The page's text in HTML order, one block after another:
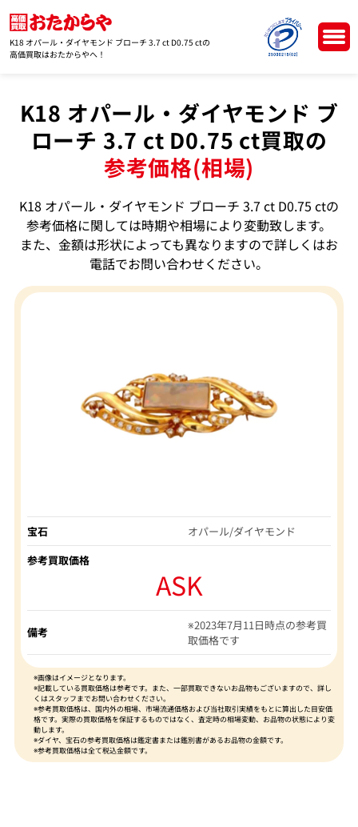
K18 オパール・ダイヤモンド ブローチ 3.7 ct D0.75 ctの
高価買取はおたからやへ！
K18 オパール・ダイヤモンド ブ
ローチ 3.7 ct D0.75 ct買取の
参考価格(相場)
K18 オパール・ダイヤモンド ブローチ 3.7 ct D0.75 ctの
参考価格に関しては時期や相場により変動致します。
また、金額は形状によっても異なりますので詳しくはお
電話でお問い合わせください。
宝石
オパール/ダイヤモンド
参考買取価格
ASK
備考
※2023年7月11日時点の参考買
取価格です
※画像はイメージとなります。
※記載している買取価格は参考です。また、一部買取できないお品物もございますので、詳し
くはスタッフまでお問い合わせください。
※参考買取価格は、国内外の相場、市場流通価格および当社取引実績をもとに算出した目安価
格です。実際の買取価格を保証するものではなく、査定時の相場変動、お品物の状態により変
動します。
※ダイヤ、宝石の参考買取価格は鑑定書または鑑別書があるお品物の金額です。
※参考買取価格は全て税込金額です。